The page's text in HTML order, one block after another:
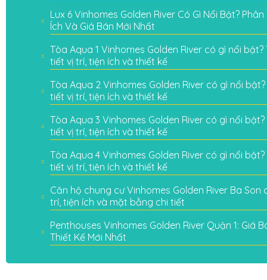
Lux 6 Vinhomes Golden River Có Gì Nổi Bật? Phân
Ích Và Giá Bán Mới Nhất
Tòa Aqua 1 Vinhomes Golden River có gì nổi
tiết vị trí, tiện ích và thiết kế
Tòa Aqua 2 Vinhomes Golden River có gì nổi
tiết vị trí, tiện ích và thiết kế
Tòa Aqua 3 Vinhomes Golden River có gì nổi
tiết vị trí, tiện ích và thiết kế
Tòa Aqua 4 Vinhomes Golden River có gì nổi
tiết vị trí, tiện ích và thiết kế
Căn hộ chung cư Vinhomes Golden River Ba Son
trí, tiện ích và mặt bằng chi tiết
Penthouses Vinhomes Golden River Quận 1: Giá
Thiết Kế Mới Nhất